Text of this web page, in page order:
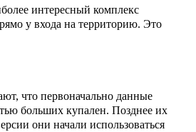
интересный комплекс
у входа на территорию. Это
что первоначально данные
больших купален. Позднее их
они начали использоваться